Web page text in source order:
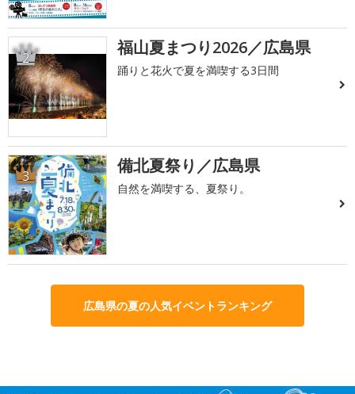
2 福山夏まつり2026／広島県
踊りと花火で夏を満喫する3日間
3 備北夏祭り／広島県
自然を満喫する、夏祭り。
広島県の夏の人気イベントランキング